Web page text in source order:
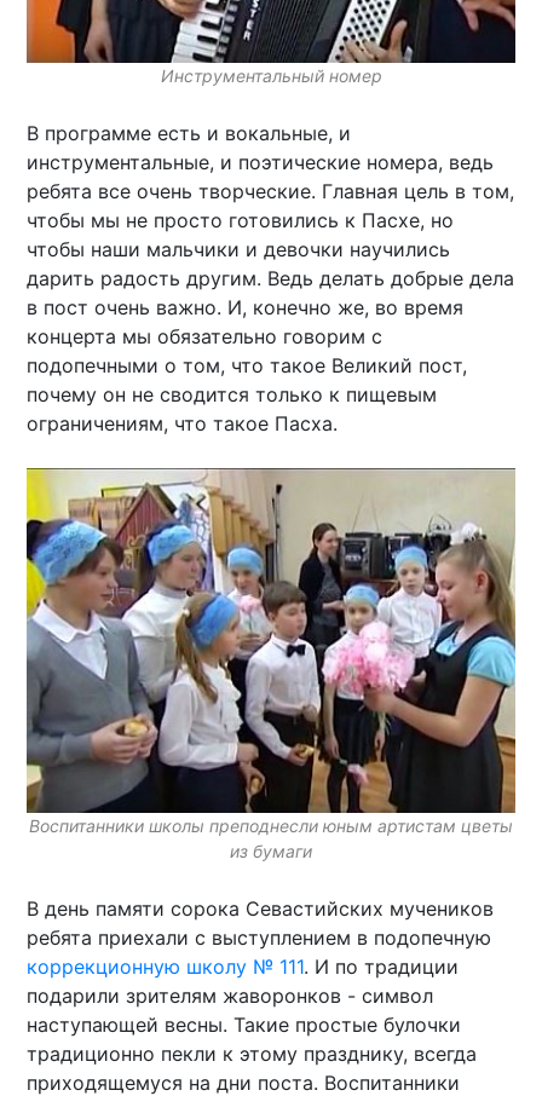
Инструментальный номер
В программе есть и вокальные, и
инструментальные, и поэтические номера, ведь
ребята все очень творческие. Главная цель в том,
чтобы мы не просто готовились к Пасхе, но
чтобы наши мальчики и девочки научились
дарить радость другим. Ведь делать добрые дела
в пост очень важно. И, конечно же, во время
концерта мы обязательно говорим с
подопечными о том, что такое Великий пост,
почему он не сводится только к пищевым
ограничениям, что такое Пасха.
Воспитанники школы преподнесли юным артистам цветы
из бумаги
В день памяти сорока Севастийских мучеников
ребята приехали с выступлением в подопечную
коррекционную школу № 111. И по традиции
подарили зрителям жаворонков - символ
наступающей весны. Такие простые булочки
традиционно пекли к этому празднику, всегда
приходящемуся на дни поста. Воспитанники